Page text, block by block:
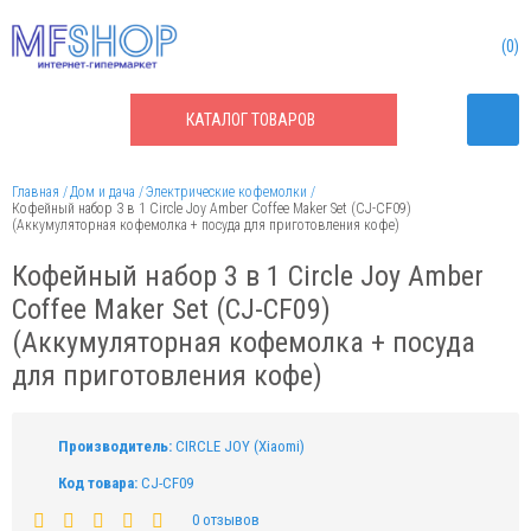
КАТАЛОГТОВАРОВ
0
Главная Дом и дача
Электрические кофемолки
Кофейный набор 3 в 1 Circle Joy Amber Coffee Maker Set (CJ-CF09)
(Аккумуляторная кофемолка + посуда для приготовления кофе)
Кофейный набор 3 в 1 Circle Joy Amber
Coffee Maker Set (CJ-CF09)
(Аккумуляторная кофемолка + посуда
для приготовления кофе)
Производитель: CIRCLE JOY (Xiaomi)
Код товара: CJ-CF09
0 отзывов